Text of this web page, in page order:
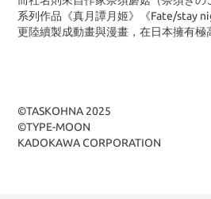
系列作品《真月譚月姬》《Fate/stay
更陸續製成動畫與漫畫，在日本擁有極
©TASKOHNA 2025
©TYPE-MOON
KADOKAWA CORPORATION